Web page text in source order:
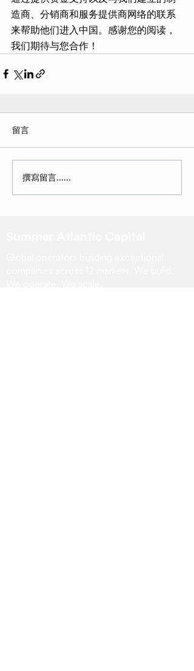
造商、分销商和服务提供商网络的联系
来帮助他们进入中国。感谢您的阅读，
我们期待与您合作！
留言
撰寫留言......